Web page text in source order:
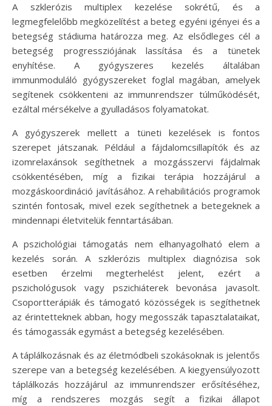
A szklerózis multiplex kezelése sokrétű, és a
legmegfelelőbb megközelítést a beteg egyéni igényei és a
betegség stádiuma határozza meg. Az elsődleges cél a
betegség progressziójának lassítása és a tünetek
enyhítése. A gyógyszeres kezelés általában
immunmoduláló gyógyszereket foglal magában, amelyek
segítenek csökkenteni az immunrendszer túlműködését,
ezáltal mérsékelve a gyulladásos folyamatokat.
A gyógyszerek mellett a tüneti kezelések is fontos
szerepet játszanak. Például a fájdalomcsillapítók és az
izomrelaxánsok segíthetnek a mozgásszervi fájdalmak
csökkentésében, míg a fizikai terápia hozzájárul a
mozgáskoordináció javításához. A rehabilitációs programok
szintén fontosak, mivel ezek segíthetnek a betegeknek a
mindennapi életvitelük fenntartásában.
A pszichológiai támogatás nem elhanyagolható elem a
kezelés során. A szklerózis multiplex diagnózisa sok
esetben érzelmi megterhelést jelent, ezért a
pszichológusok vagy pszichiáterek bevonása javasolt.
Csoportterápiák és támogató közösségek is segíthetnek
az érintetteknek abban, hogy megosszák tapasztalataikat,
és támogassák egymást a betegség kezelésében.
A táplálkozásnak és az életmódbeli szokásoknak is jelentős
szerepe van a betegség kezelésében. A kiegyensúlyozott
táplálkozás hozzájárul az immunrendszer erősítéséhez,
míg a rendszeres mozgás segít a fizikai állapot